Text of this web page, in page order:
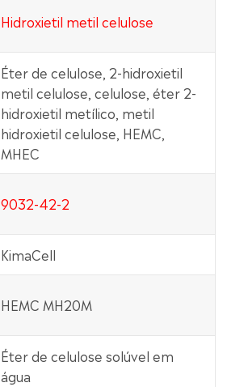
Hidroxietil metil celulose
Éter de celulose, 2-hidroxietil
metil celulose, celulose, éter 2-
hidroxietil metílico, metil
hidroxietil celulose, HEMC,
MHEC
9032-42-2
KimaCell
HEMC MH20M
Éter de celulose solúvel em
água